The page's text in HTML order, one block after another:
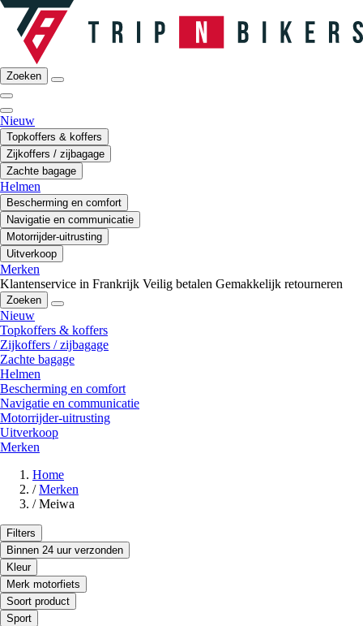
Zoeken
Nieuw
Topkoffers & koffers
Zijkoffers / zijbagage
Zachte bagage
Helmen
Bescherming en comfort
Navigatie en communicatie
Motorrijder-uitrusting
Uitverkoop
Merken
Klantenservice in Frankrijk Veilig betalen Gemakkelijk retourneren
Zoeken
Nieuw
Topkoffers & koffers
Zijkoffers / zijbagage
Zachte bagage
Helmen
Bescherming en comfort
Navigatie en communicatie
Motorrijder-uitrusting
Uitverkoop
Merken
Home
/ Merken
/ Meiwa
Filters
Binnen 24 uur verzonden
Kleur
Merk motorfiets
Soort product
Sport